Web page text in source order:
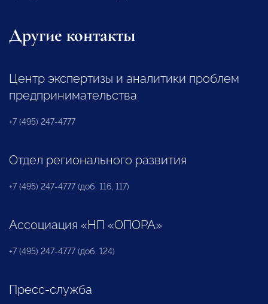
Другие контакты
Центр экспертизы и аналитики проблем
предпринимательства
+7 (495) 247-4777
Отдел регионального развития
+7 (495) 247-4777 (доб. 116, 117)
Ассоциация «НП «ОПОРА»
+7 (495) 247-4777 (доб. 124)
Пресс-служба